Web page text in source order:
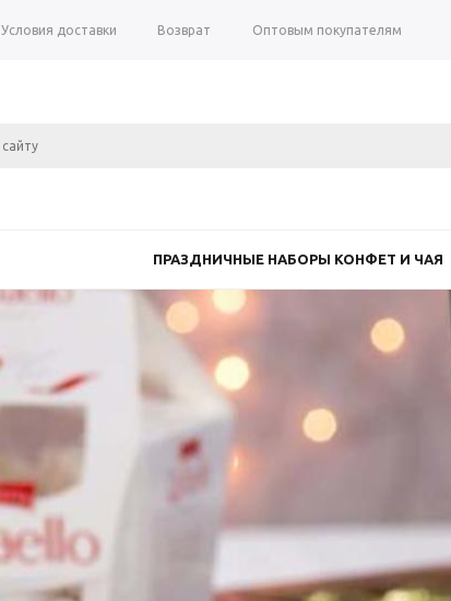
Условия доставки Возврат Оптовым покупателям
ПРАЗДНИЧНЫЕ НАБОРЫ КОНФЕТ И ЧАЯ